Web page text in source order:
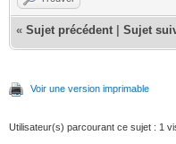
« Sujet précédent Sujet
Voir une version imprimable
Utilisateur(s) parcourant ce sujet : 1